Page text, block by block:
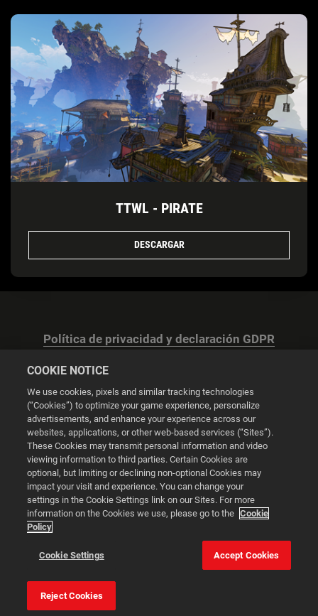
TTWL - PIRATE
DESCARGAR
Política de privacidad y declaración GDPR
Configuración de las cookies
© 2026 2K
Powered byOnclusive PR Manager™
Esta web utiliza cookies para mejorar tu experiencia de
COOKIE NOTICE
We use cookies, pixels and similar tracking technologies
(“Cookies”) to optimize your game experience, personalize
advertisements, and enhance your experience across our
websites, applications, or other web-based services (“Sites”).
These Cookies may transmit personal information and video
viewing information to third parties. Certain Cookies are
optional, but limiting or declining non-optional Cookies may
impact your visit and experience. You can change your
settings in the Cookie Settings link on our Sites. For more
information on the Cookies we use, please go to the Cookie
Policy
Cookie Settings Accept Cookies
Reject Cookies